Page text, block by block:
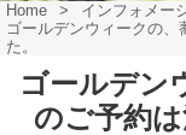
Home > インフォメー
ゴールデンウィークの、
た。
ゴールデン
のご予約